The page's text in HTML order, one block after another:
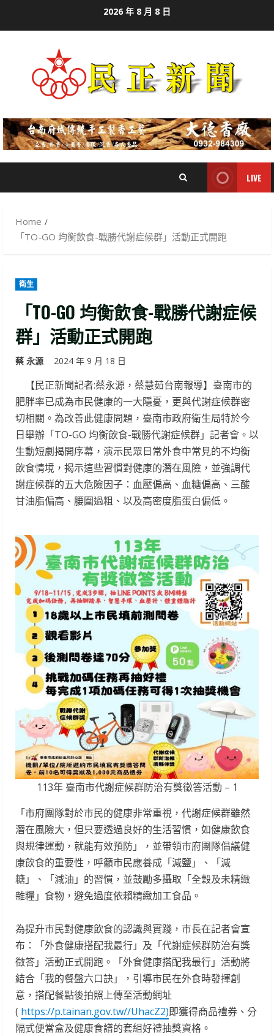
2026 年 8 月 8 日
LIVE
Home
「TO-GO 均衡飲食-戰勝代謝症候群」活動正式開跑
衛生
「TO-GO 均衡飲食-戰勝代謝症候
群」活動正式開跑
蔡 永源 2024 年 9 月 18 日
【民正新聞記者:蔡永源，蔡慧茹台南報導】臺南市的
肥胖率已成為市民健康的一大隱憂，更與代謝症候群密
切相關。為改善此健康問題，臺南市政府衛生局特於今
日舉辦「TO-GO 均衡飲食-戰勝代謝症候群」記者會。以
生動短劇揭開序幕，演示民眾日常外食中常見的不均衡
飲食情境，揭示這些習慣對健康的潛在風險，並強調代
謝症候群的五大危險因子：血壓偏高、血糖偏高、三酸
甘油脂偏高、腰圍過粗、以及高密度脂蛋白偏低。
113年 臺南市代謝症候群防治有獎徵答活動 – 1
「市府團隊對於市民的健康非常重視，代謝症候群雖然
潛在風險大，但只要透過良好的生活習慣，如健康飲食
與規律運動，就能有效預防」，並帶領市府團隊倡議健
康飲食的重要性，呼籲市民應養成「減鹽」、「減
糖」、「減油」的習慣，並鼓勵多攝取「全穀及未精緻
雜糧」食物，避免過度依賴精緻加工食品。
為提升市民對健康飲食的認識與實踐，市長在記者會宣
布：「外食健康搭配我最行」及「代謝症候群防治有獎
徵答」活動正式開跑。「外食健康搭配我最行」活動將
結合「我的餐盤六口訣」，引導市民在外食時發揮創
意，搭配餐點後拍照上傳至活動網址
( https://p.tainan.gov.tw//UhacZ2)即獲得商品禮券、分
隔式便當盒及健康食譜的套組好禮抽獎資格。